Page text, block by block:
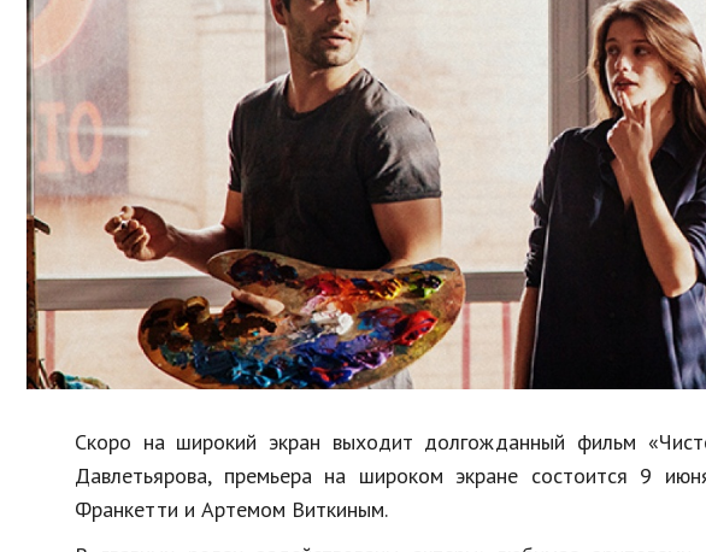
Образование
В мире
Культура
Авто, мото
Спорт
Знаменитости
Спорт и
Разное
Работа и
Животные
Еда и
Скоро на широкий экран выходит долгожданный фильм
Давлетьярова, премьера на широком экране состоится 9
Франкетти и Артемом Виткиным.